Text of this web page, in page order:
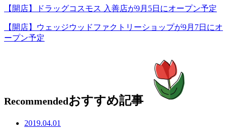
【開店】ドラッグコスモス 入善店が9月5日にオープン予定
【開店】ウェッジウッドファクトリーショップが9月7日にオ
ープン予定
Recommendedおすすめ記事
2019.04.01